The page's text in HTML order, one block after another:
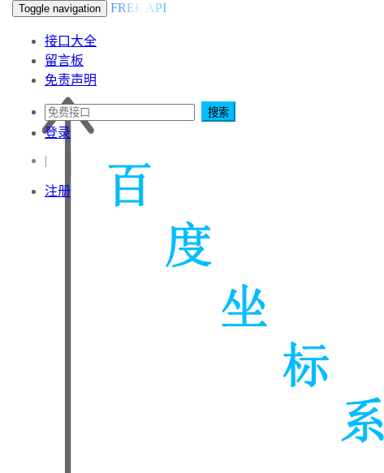
Toggle navigation FREE API
接口大全
留言板
免责声明
搜索
登录
|
注册